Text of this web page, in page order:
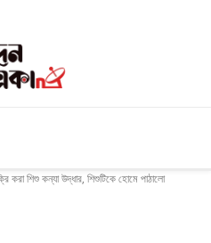
করা শিশু কন্যা উদ্ধার, শিশুটিকে হোমে পাঠালো